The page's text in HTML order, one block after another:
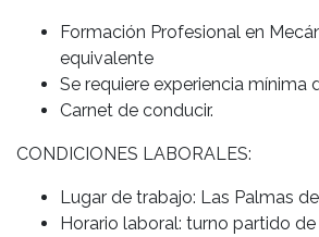
Formación Profesional en
equivalente
Se requiere experiencia mínima
Carnet de conducir.
CONDICIONES LABORALES:
Lugar de trabajo: Las Palmas
Horario laboral: turno partido de